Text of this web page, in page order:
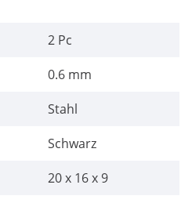
2 Pc
0.6 mm
Stahl
Schwarz
20 x 16 x 9